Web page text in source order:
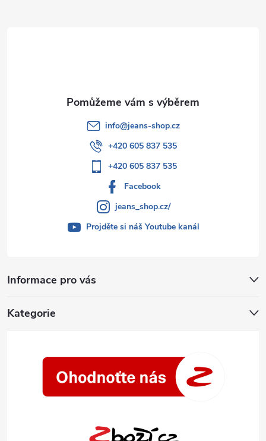
Informace pro vás
Kategorie
info@jeans-shop.cz
+420 605 837 535
+420 605 837 535
Facebook
jeans_shop.cz/
Projděte si náš Youtube kanál